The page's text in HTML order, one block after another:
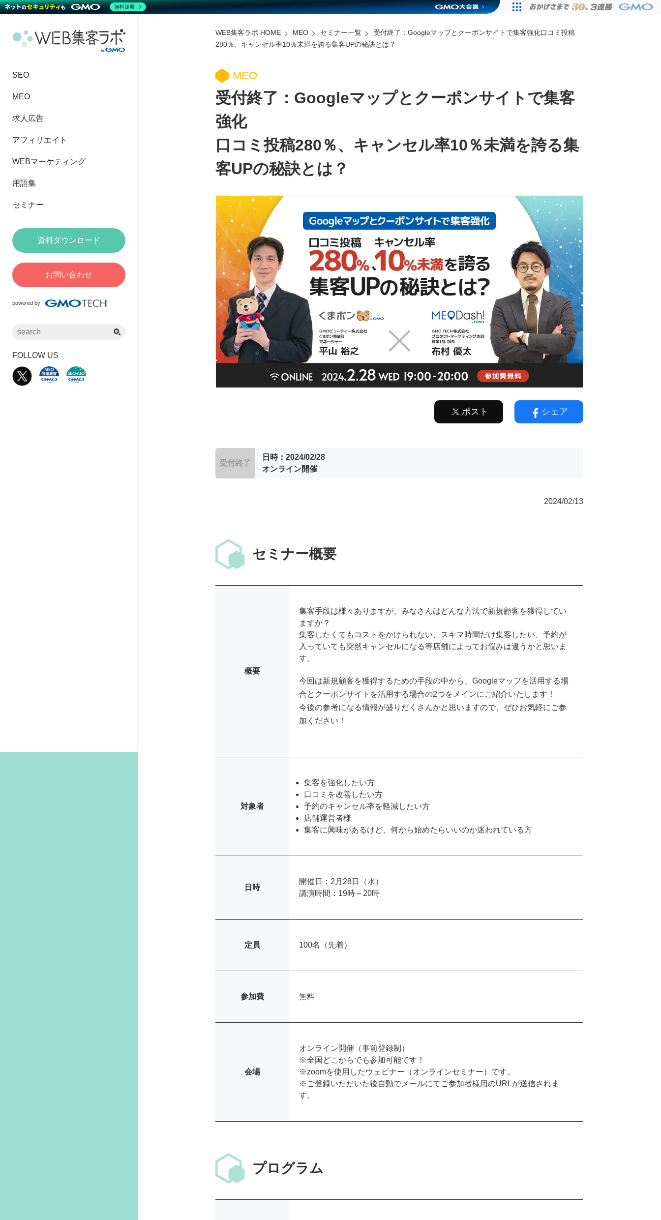
SEO
MEO
求人広告
アフィリエイト
WEBマーケティング
用語集
セミナー
資料ダウンロード
お問い合わせ
powered by
FOLLOW US
WEB集客ラボ HOME MEO セミナー一覧
受付終了：Googleマップとクーポンサイトで集客強化口コミ投稿
280％、キャンセル率10％未満を誇る集客UPの秘訣とは？
MEO
受付終了：Googleマップとクーポンサイトで集客
強化
口コミ投稿280％、キャンセル率10％未満を誇る集
客UPの秘訣とは？
ポスト シェア
受付終了
日時：2024/02/28
オンライン開催
2024/02/13
セミナー概要
概要
集客手段は様々ありますが、みなさんはどんな方法で新規顧客を獲得してい
ますか？
集客したくてもコストをかけられない、スキマ時間だけ集客したい、予約が
入っていても突然キャンセルになる等店舗によってお悩みは違うかと思いま
す。
今回は新規顧客を獲得するための手段の中から、Googleマップを活用する場
合とクーポンサイトを活用する場合の2つをメインにご紹介いたします！
今後の参考になる情報が盛りだくさんかと思いますので、ぜひお気軽にご参
加ください！
対象者
集客を強化したい方
口コミを改善したい方
予約のキャンセル率を軽減したい方
店舗運営者様
集客に興味があるけど、何から始めたらいいのか迷われている方
日時
開催日：2月28日（水）
講演時間：19時～20時
定員 100名（先着）
参加費 無料
会場
オンライン開催（事前登録制）
※全国どこからでも参加可能です！
※zoomを使用したウェビナー（オンラインセミナー）です。
※ご登録いただいた後自動でメールにてご参加者様用のURLが送信されま
す。
プログラム
無料診断